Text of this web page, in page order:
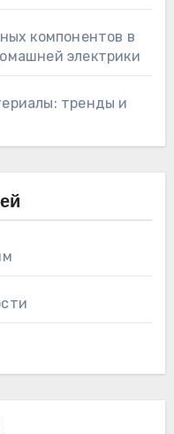
компонентов в
электрики
тренды и